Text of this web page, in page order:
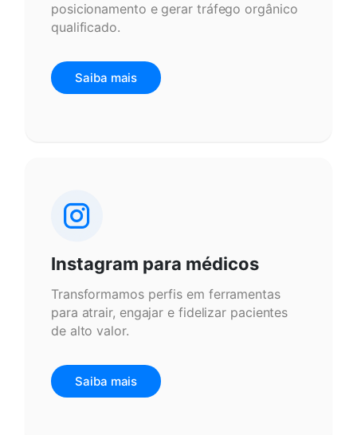
posicionamento e gerar tráfego orgânico
qualificado.
Saiba mais
Instagram para médicos
Transformamos perfis em ferramentas
para atrair, engajar e fidelizar pacientes
de alto valor.
Saiba mais